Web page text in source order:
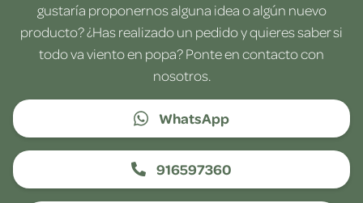
gustaría proponernos alguna idea o algún nuevo
producto? ¿Has realizado un pedido y quieres saber si
todo va viento en popa? Ponte en contacto con
nosotros.
WhatsApp
916597360